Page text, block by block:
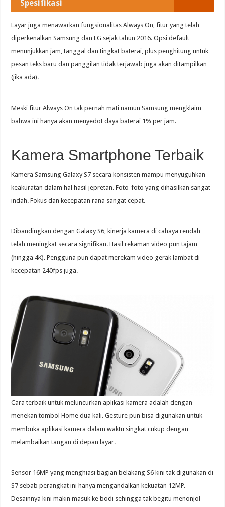
Spesifikasi
Layar juga menawarkan fungsionalitas Always On, fitur yang telah
diperkenalkan Samsung dan LG sejak tahun 2016. Opsi default
menunjukkan jam, tanggal dan tingkat baterai, plus penghitung untuk
pesan teks baru dan panggilan tidak terjawab juga akan ditampilkan
(jika ada).
Meski fitur Always On tak pernah mati namun Samsung mengklaim
bahwa ini hanya akan menyedot daya baterai 1% per jam.
Kamera Smartphone Terbaik
Kamera Samsung Galaxy S7 secara konsisten mampu menyuguhkan
keakuratan dalam hal hasil jepretan. Foto-foto yang dihasilkan sangat
indah. Fokus dan kecepatan rana sangat cepat.
Dibandingkan dengan Galaxy S6, kinerja kamera di cahaya rendah
telah meningkat secara signifikan. Hasil rekaman video pun tajam
(hingga 4K). Pengguna pun dapat merekam video gerak lambat di
kecepatan 240fps juga.
Cara terbaik untuk meluncurkan aplikasi kamera adalah dengan
menekan tombol Home dua kali. Gesture pun bisa digunakan untuk
membuka aplikasi kamera dalam waktu singkat cukup dengan
melambaikan tangan di depan layar.
Sensor 16MP yang menghiasi bagian belakang S6 kini tak digunakan di
S7 sebab perangkat ini hanya mengandalkan kekuatan 12MP.
Desainnya kini makin masuk ke bodi sehingga tak begitu menonjol